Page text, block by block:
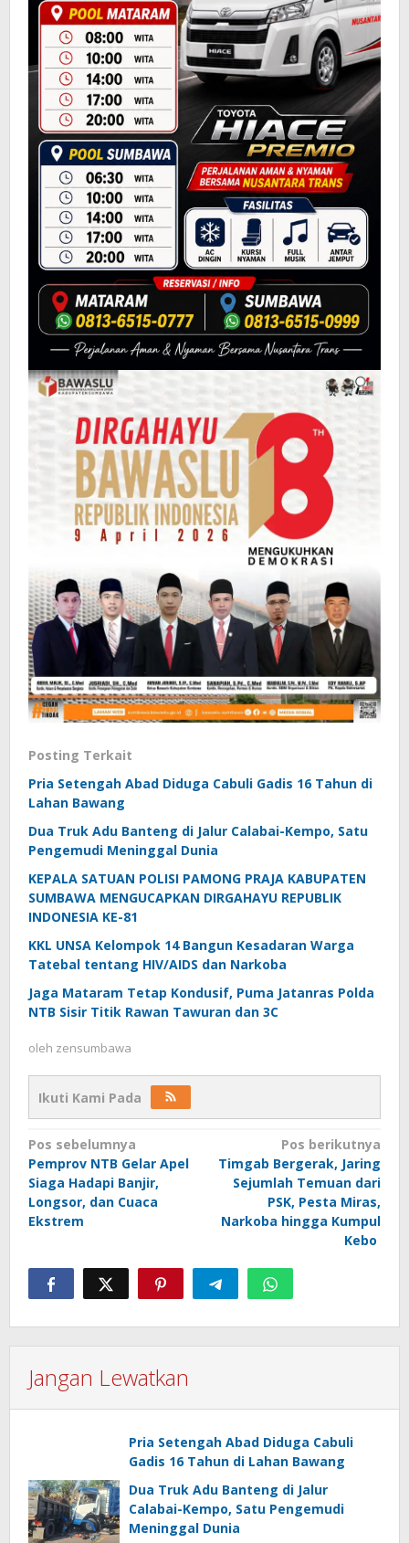
Posting Terkait
Pria Setengah Abad Diduga Cabuli Gadis 16 Tahun di
Lahan Bawang
Dua Truk Adu Banteng di Jalur Calabai-Kempo, Satu
Pengemudi Meninggal Dunia
KEPALA SATUAN POLISI PAMONG PRAJA KABUPATEN
SUMBAWA MENGUCAPKAN DIRGAHAYU REPUBLIK
INDONESIA KE-81
KKL UNSA Kelompok 14 Bangun Kesadaran Warga
Tatebal tentang HIV/AIDS dan Narkoba
Jaga Mataram Tetap Kondusif, Puma Jatanras Polda
NTB Sisir Titik Rawan Tawuran dan 3C
oleh zensumbawa
Ikuti Kami Pada
Navigasi
pos
Pos sebelumnya
Pemprov NTB Gelar Apel
Siaga Hadapi Banjir,
Longsor, dan Cuaca
Ekstrem
Pos berikutnya
Timgab Bergerak, Jaring
Sejumlah Temuan dari
PSK, Pesta Miras,
Narkoba hingga Kumpul
Kebo
Jangan Lewatkan
Pria Setengah Abad Diduga Cabuli
Gadis 16 Tahun di Lahan Bawang
Dua Truk Adu Banteng di Jalur
Calabai-Kempo, Satu Pengemudi
Meninggal Dunia